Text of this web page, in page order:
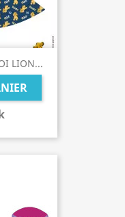
LION...